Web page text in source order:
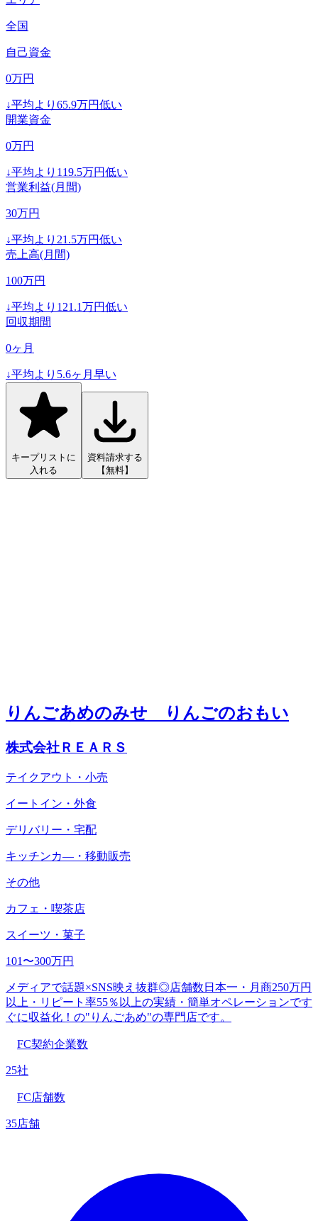
全国
自己資金
0万円
↓平均より 65.9万円低い
開業資金
0万円
↓平均より 119.5万円低い
営業利益(月間)
30万円
↓平均より 21.5万円低い
売上高(月間)
100万円
↓平均より 121.1万円低い
回収期間
0ヶ月
↓平均より 5.6ヶ月早い
キープリストに
入れる
資料請求する
【無料】
りんごあめのみせ りんごのおもい
株式会社ＲＥＡＲＳ
テイクアウト・小売
イートイン・外食
デリバリー・宅配
キッチンカ―・移動販売
その他
カフェ・喫茶店
スイーツ・菓子
101〜300万円
メディアで話題×SNS映え抜群◎店舗数日本一・月商250万円
以上・リピート率55％以上の実績・簡単オペレーションです
ぐに収益化！の"りんごあめ"の専門店です。
FC契約企業数
25社
FC店舗数
35店舗